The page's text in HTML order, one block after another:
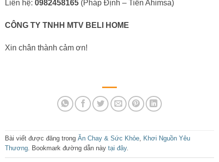
Liên hệ: 0982458165 (Pháp Định – Tiến Ahimsa)
CÔNG TY TNHH MTV BELI HOME
Xin chân thành cảm ơn!
Bài viết được đăng trong Ăn Chay & Sức Khỏe, Khơi Nguồn Yêu
Thương. Bookmark đường dẫn này tại đây.